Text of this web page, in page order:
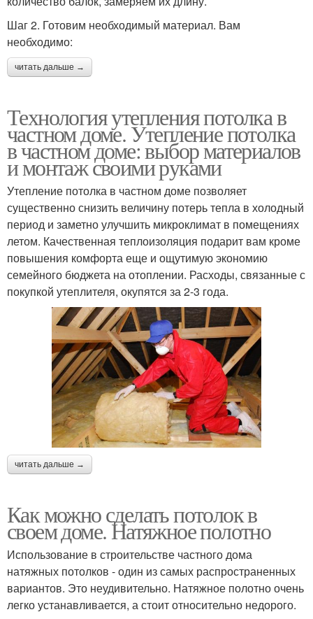
Шаг 2. Готовим необходимый материал. Вам
необходимо:
читать дальше →
Технология утепления потолка в
частном доме. Утепление потолка
в частном доме: выбор материалов
и монтаж своими руками
Утепление потолка в частном доме позволяет
существенно снизить величину потерь тепла в холодный
период и заметно улучшить микроклимат в помещениях
летом. Качественная теплоизоляция подарит вам кроме
повышения комфорта еще и ощутимую экономию
семейного бюджета на отоплении. Расходы, связанные с
покупкой утеплителя, окупятся за 2-3 года.
читать дальше →
Как можно сделать потолок в
своем доме. Натяжное полотно
Использование в строительстве частного дома
натяжных потолков - один из самых распространенных
вариантов. Это неудивительно. Натяжное полотно очень
легко устанавливается, а стоит относительно недорого.